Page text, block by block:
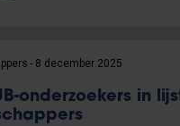
8 december 2025
onderzoekers in